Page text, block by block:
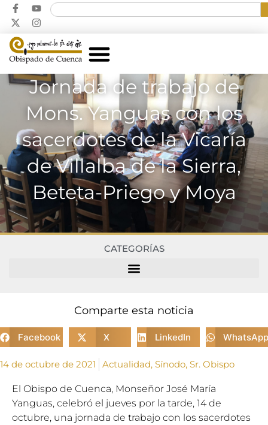
Jornada de trabajo de
Mons. Yanguas con los
sacerdotes de la Vicaría
de Villalba de la Sierra,
Beteta-Priego y Moya
CATEGORÍAS
Comparte esta noticia
Facebook X LinkedIn WhatsApp
14 de octubre de 2021 Actualidad, Sínodo, Sr. Obispo
El Obispo de Cuenca, Monseñor José María
Yanguas, celebró el jueves por la tarde, 14 de
octubre, una jornada de trabajo con los sacerdotes